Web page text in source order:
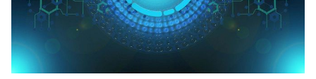
Sở hữu trí tuệ
Tiêu chuẩn, đo lường, chất lượng
Năng lượng nguyên tử
Đổi mới sáng tạo
Khác